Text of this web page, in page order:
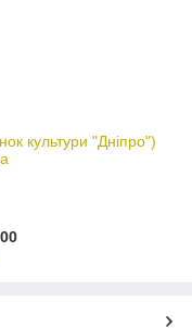
культури "Дніпро")